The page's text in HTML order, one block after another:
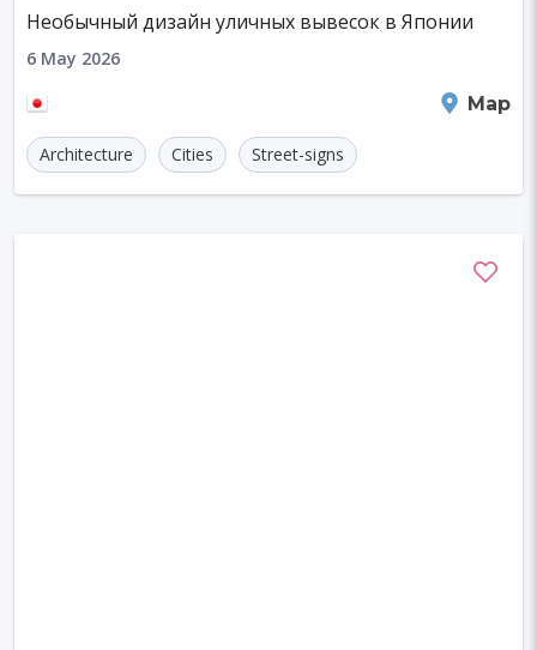
Необычный дизайн уличных вывесок в Японии
6 May 2026
Map
Architecture Cities Street-signs